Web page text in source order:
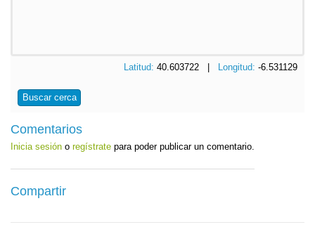
Latitud: 40.603722 | Longitud: -6.531129
Buscar cerca
Comentarios
Inicia sesión o regístrate para poder publicar un comentario.
Compartir